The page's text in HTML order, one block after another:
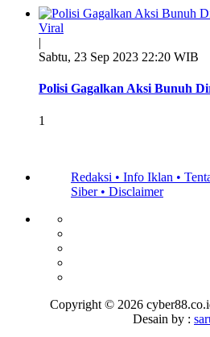
Viral
|
Sabtu, 23 Sep 2023 22:20 WIB
Polisi Gagalkan Aksi Bunuh
1
Redaksi • Info Iklan •
Siber • Disclaimer
Copyright © 2026
Desain by :